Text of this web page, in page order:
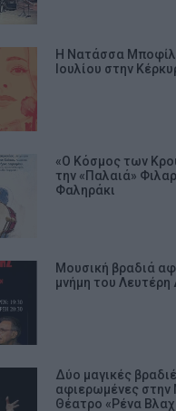
Η Νατάσσα
Ιουλίου στην
«Ο Κόσμος των
την «Παλαιά»
Φαληράκι
Μουσική βραδιά
μνήμη του
Δύο μαγικές
αφιερωμένες στην
Θέατρο «Ρένα